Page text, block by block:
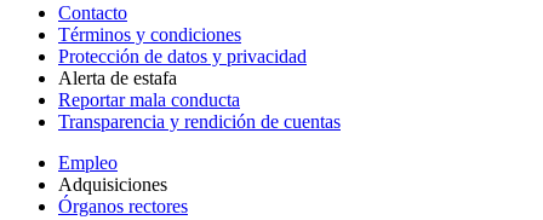
Contacto
Términos y condiciones
Protección de datos y privacidad
Alerta de estafa
Reportar mala conducta
Transparencia y rendición de cuentas
Empleo
Adquisiciones
Órganos rectores